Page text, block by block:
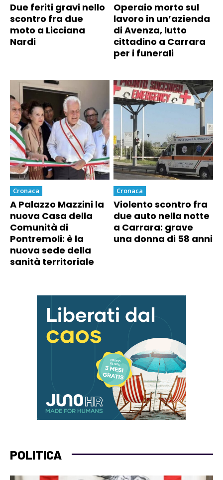
Due feriti gravi nello
scontro fra due
moto a Licciana
Nardi
Operaio morto sul
lavoro in un’azienda
di Avenza, lutto
cittadino a Carrara
per i funerali
Cronaca
A Palazzo Mazzini la
nuova Casa della
Comunità di
Pontremoli: è la
nuova sede della
sanità territoriale
Cronaca
Violento scontro fra
due auto nella notte
a Carrara: grave
una donna di 58 anni
POLITICA